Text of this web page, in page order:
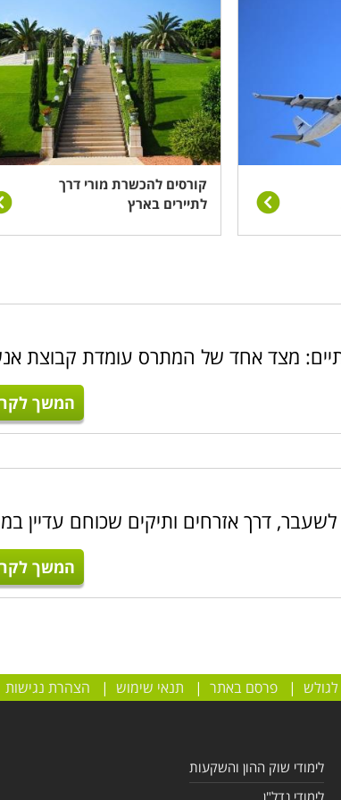
קורסים להכשרת מורי דרך
לתיירים בארץ
מצד אחד של המתרס עומדת קבוצת
המשך
דרך אזרחים ותיקים שכוחם עדיין
המשך
|פרסם באתר | תנאי שימוש | הצהרת נגישות
לימודי שוק ההון והשקעות
לימודי נדל"ן